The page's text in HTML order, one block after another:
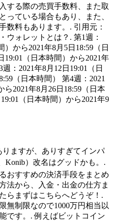
する際の売買手数料、また取
っている場合もあり、また、
数料もあります。. 引用元：
ウォレットとは？. 第1週：
）から2021年8月5日18:59（日
19:01（日本時間）から2021年
：2021年8月12日19:01（日
（日本時間） 第4週：2021
ら2021年8月26日18:59（日本
（日本時間）から2021年9
ますが、ありすぎてインパ
Konib）改名はグッドかも。.
おすすめの決済手段をまとめ
法から、入金・出金の仕方ま
らまずはこちらへどうぞ！.
無制限なので1000万円相当以
です。. 例えばビットコイン